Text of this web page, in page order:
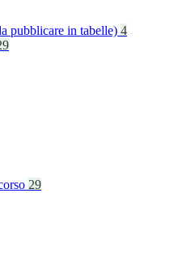
pubblicare in tabelle) 4
29